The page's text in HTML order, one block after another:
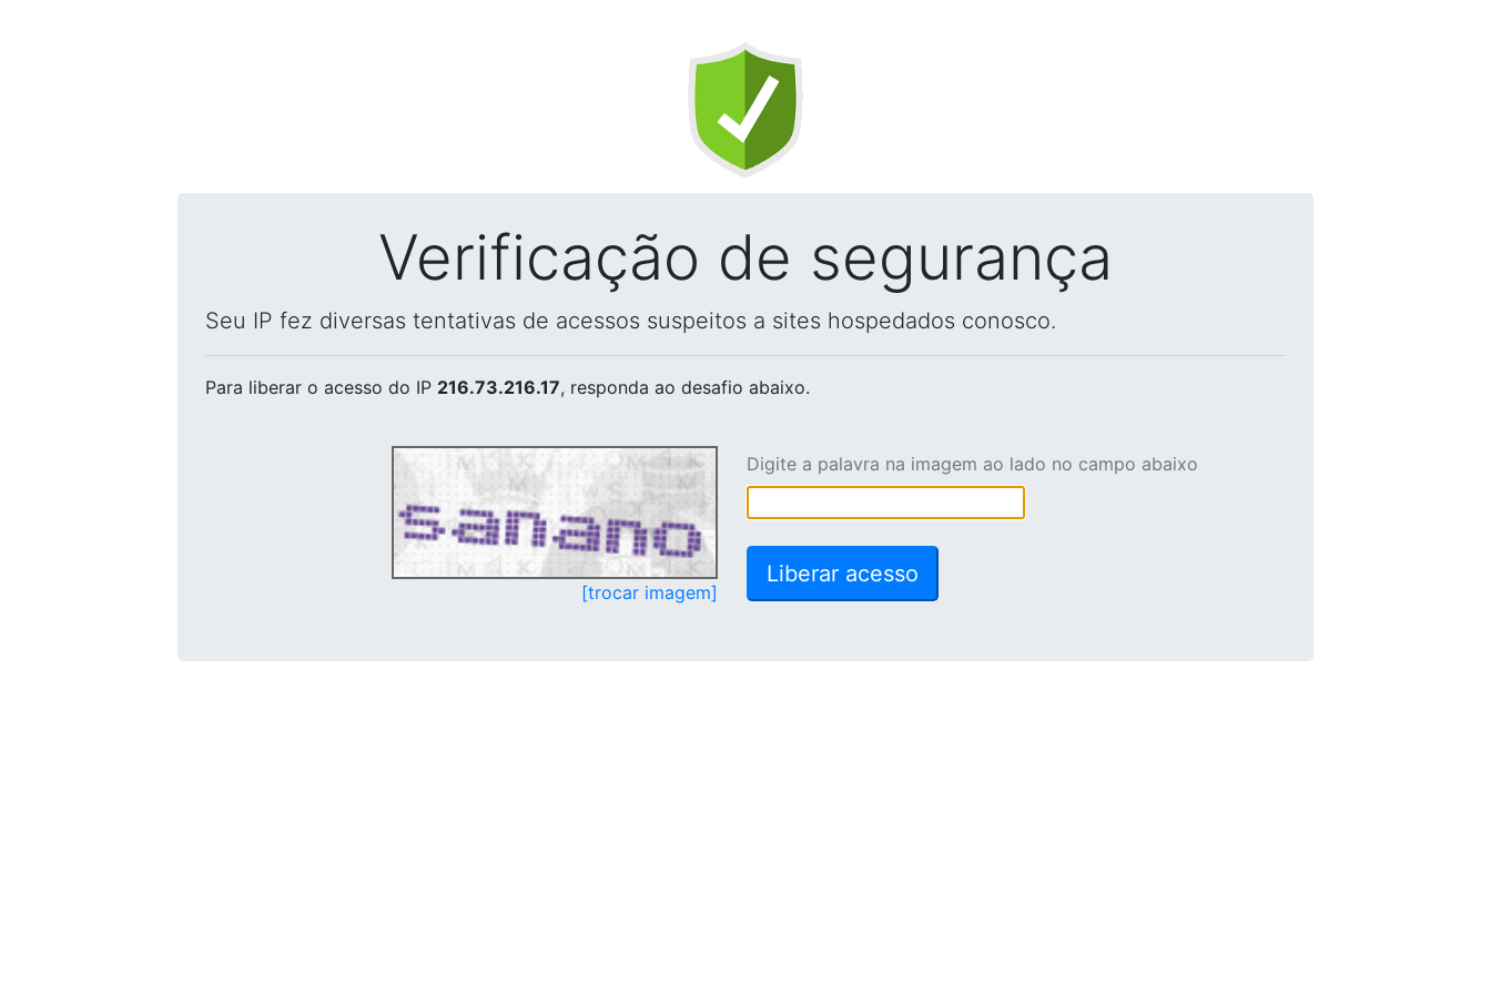
Verificação de segurança
Seu IP fez diversas tentativas de acessos suspeitos a sites hospedados conosco.
Para liberar o acesso do IP 216.73.216.17, responda ao desafio abaixo.
[trocar imagem]
Digite a palavra na imagem ao lado no campo abaixo